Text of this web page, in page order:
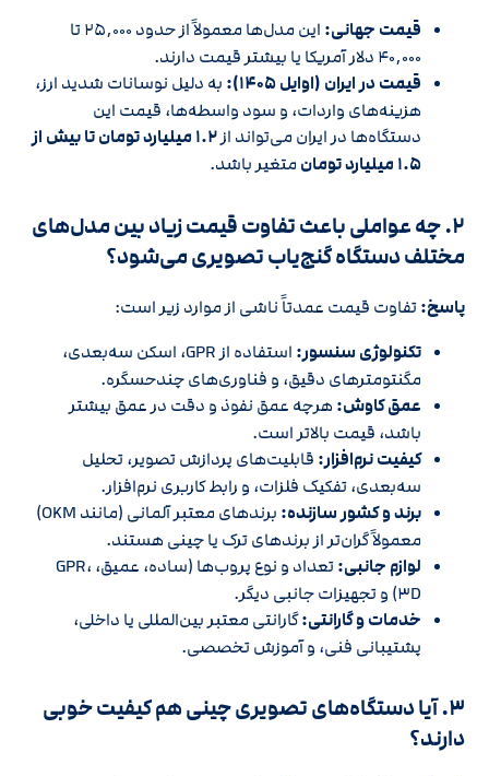
قیمت جهانی:
این مدل‌ها معمولاً از حدود ۲۵,۰۰۰ تا
۴۰,۰۰۰ دلار آمریکا یا بیشتر قیمت دارند.
قیمت در ایران (اوایل ۱۴۰۵):
به دلیل نوسانات شدید ارز،
هزینه‌های واردات، و سود واسطه‌ها، قیمت این
دستگاه‌ها در ایران می‌تواند از
۱.۲ میلیارد تومان تا بیش از
۱.۵ میلیارد تومان
متغیر باشد.
۲. چه عواملی باعث تفاوت قیمت زیاد بین مدل‌های
مختلف دستگاه گنج‌یاب تصویری می‌شود؟
پاسخ:تفاوت قیمت عمدتاً ناشی از موارد زیر است:
تکنولوژی سنسور:
استفاده از GPR، اسکن سه‌بعدی،
مگنتومترهای دقیق، و فناوری‌های چندحسگره.
عمق کاوش: هرچه عمق نفوذ و دقت در عمق بیشتر
باشد، قیمت بالاتر است.
کیفیت نرم‌افزار: قابلیت‌های پردازش تصویر، تحلیل
سه‌بعدی، تفکیک فلزات، و رابط کاربری نرم‌افزار.
برند و کشور سازنده:
برندهای معتبر آلمانی (مانند OKM)
معمولاً گران‌تر از برندهای ترک یا چینی هستند.
لوازم جانبی:
تعداد و نوع پروب‌ها (ساده، عمیق، GPR،
۳D) و تجهیزات جانبی دیگر.
خدمات و گارانتی:گارانتی معتبر بین‌المللی یا داخلی،
پشتیبانی فنی، و آموزش تخصصی.
۳. آیا دستگاه‌های تصویری چینی هم کیفیت خوبی
دارند؟